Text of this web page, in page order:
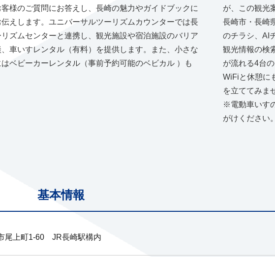
様のご質問にお答えし、長崎の魅力やガイドブックに
えします。ユニバーサルツーリズムカウンターでは長
ズムセンターと連携し、観光施設や宿泊施設のバリア
車いすレンタル（有料）を提供します。また、小さな
ベビーカーレンタル（事前予約可能のベビカル ）も
が、この観光
長崎市・長崎
のチラシ、AI
観光情報の検
が流れる4台
WiFiと休憩に
を立ててみま
※電動車いす
がけください。
基本情報
尾上町1-60 JR長崎駅構内